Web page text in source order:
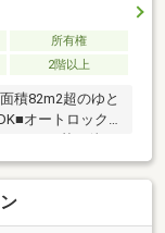
所有権
2階以上
積82m2超のゆと
オートロック